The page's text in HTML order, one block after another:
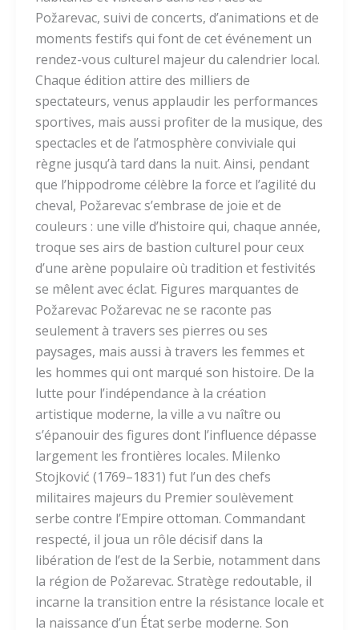
Požarevac, suivi de concerts, d’animations et de
moments festifs qui font de cet événement un
rendez-vous culturel majeur du calendrier local.
Chaque édition attire des milliers de
spectateurs, venus applaudir les performances
sportives, mais aussi profiter de la musique, des
spectacles et de l’atmosphère conviviale qui
règne jusqu’à tard dans la nuit. Ainsi, pendant
que l’hippodrome célèbre la force et l’agilité du
cheval, Požarevac s’embrase de joie et de
couleurs : une ville d’histoire qui, chaque année,
troque ses airs de bastion culturel pour ceux
d’une arène populaire où tradition et festivités
se mêlent avec éclat. Figures marquantes de
Požarevac Požarevac ne se raconte pas
seulement à travers ses pierres ou ses
paysages, mais aussi à travers les femmes et
les hommes qui ont marqué son histoire. De la
lutte pour l’indépendance à la création
artistique moderne, la ville a vu naître ou
s’épanouir des figures dont l’influence dépasse
largement les frontières locales. Milenko
Stojković (1769–1831) fut l’un des chefs
militaires majeurs du Premier soulèvement
serbe contre l’Empire ottoman. Commandant
respecté, il joua un rôle décisif dans la
libération de l’est de la Serbie, notamment dans
la région de Požarevac. Stratège redoutable, il
incarne la transition entre la résistance locale et
la naissance d’un État serbe moderne. Son